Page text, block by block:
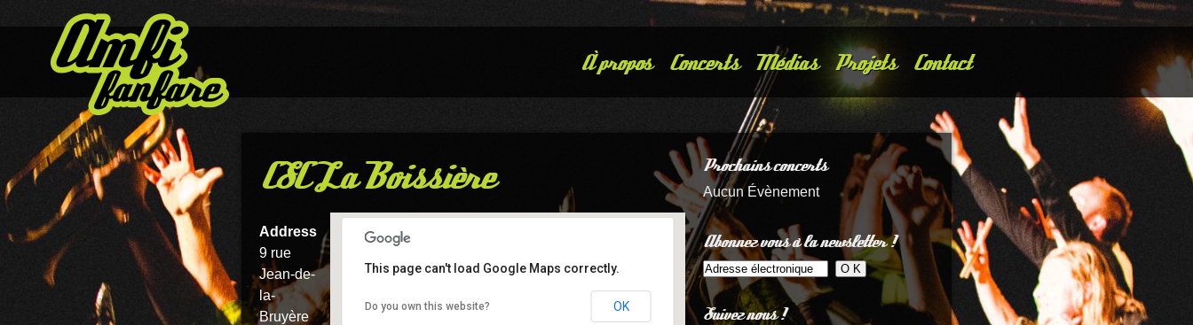
À propos Concerts Médias Projets Contact
CSC La Boissière
This page can't load Google Maps correctly.
Do you own this website? OK
Address
9 rue
Jean-de-
la-
Bruyère
Prochains concerts
Aucun Évènement
Abonnez vous à la newsletter !
Suivez nous !